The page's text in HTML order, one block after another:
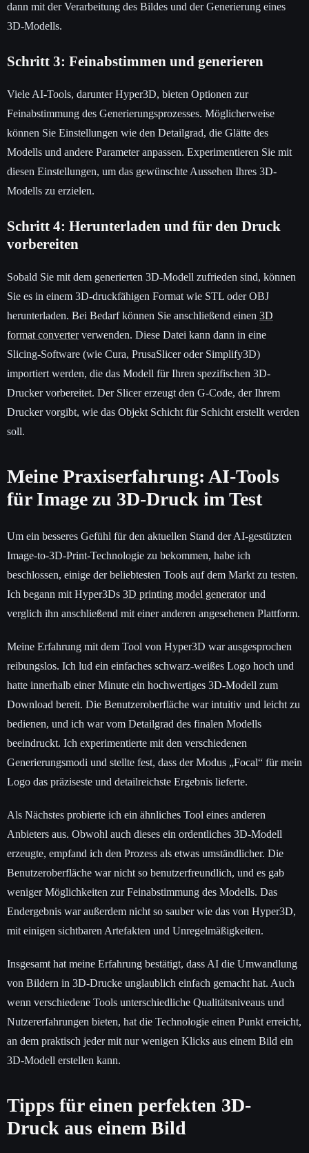
dann mit der Verarbeitung des Bildes und der Generierung eines
3D-Modells.
Schritt 3: Feinabstimmen und generieren
Viele AI-Tools, darunter Hyper3D, bieten Optionen zur
Feinabstimmung des Generierungsprozesses. Möglicherweise
können Sie Einstellungen wie den Detailgrad, die Glätte des
Modells und andere Parameter anpassen. Experimentieren Sie mit
diesen Einstellungen, um das gewünschte Aussehen Ihres 3D-
Modells zu erzielen.
Schritt 4: Herunterladen und für den Druck
vorbereiten
Sobald Sie mit dem generierten 3D-Modell zufrieden sind, können
Sie es in einem 3D-druckfähigen Format wie STL oder OBJ
herunterladen. Bei Bedarf können Sie anschließend einen 3D
format converterverwenden. Diese Datei kann dann in eine
Slicing-Software (wie Cura, PrusaSlicer oder Simplify3D)
importiert werden, die das Modell für Ihren spezifischen 3D-
Drucker vorbereitet. Der Slicer erzeugt den G-Code, der Ihrem
Drucker vorgibt, wie das Objekt Schicht für Schicht erstellt werden
soll.
Meine Praxiserfahrung: AI-Tools
für Image zu 3D-Druck im Test
Um ein besseres Gefühl für den aktuellen Stand der AI-gestützten
Image-to-3D-Print-Technologie zu bekommen, habe ich
beschlossen, einige der beliebtesten Tools auf dem Markt zu testen.
Ich begann mit Hyper3Ds 3D printing model generatorund
verglich ihn anschließend mit einer anderen angesehenen Plattform.
Meine Erfahrung mit dem Tool von Hyper3D war ausgesprochen
reibungslos. Ich lud ein einfaches schwarz-weißes Logo hoch und
hatte innerhalb einer Minute ein hochwertiges 3D-Modell zum
Download bereit. Die Benutzeroberfläche war intuitiv und leicht zu
bedienen, und ich war vom Detailgrad des finalen Modells
beeindruckt. Ich experimentierte mit den verschiedenen
Generierungsmodi und stellte fest, dass der Modus „Focal“ für mein
Logo das präziseste und detailreichste Ergebnis lieferte.
Als Nächstes probierte ich ein ähnliches Tool eines anderen
Anbieters aus. Obwohl auch dieses ein ordentliches 3D-Modell
erzeugte, empfand ich den Prozess als etwas umständlicher. Die
Benutzeroberfläche war nicht so benutzerfreundlich, und es gab
weniger Möglichkeiten zur Feinabstimmung des Modells. Das
Endergebnis war außerdem nicht so sauber wie das von Hyper3D,
mit einigen sichtbaren Artefakten und Unregelmäßigkeiten.
Insgesamt hat meine Erfahrung bestätigt, dass AI die Umwandlung
von Bildern in 3D-Drucke unglaublich einfach gemacht hat. Auch
wenn verschiedene Tools unterschiedliche Qualitätsniveaus und
Nutzererfahrungen bieten, hat die Technologie einen Punkt erreicht,
an dem praktisch jeder mit nur wenigen Klicks aus einem Bild ein
3D-Modell erstellen kann.
Tipps für einen perfekten 3D-
Druck aus einem Bild